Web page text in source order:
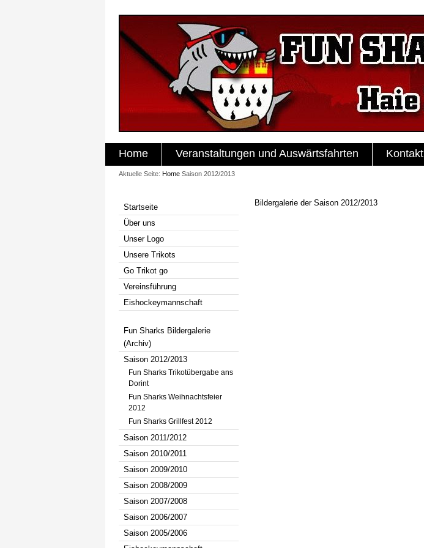
Home Veranstaltungen und Auswärtsfahrten Kontakt
Aktuelle Seite: Home Saison 2012/2013
Startseite
Über uns
Unser Logo
Unsere Trikots
Go Trikot go
Vereinsführung
Eishockeymannschaft
Fun Sharks Bildergalerie
(Archiv)
Saison 2012/2013
Fun Sharks Trikotübergabe ans
Dorint
Fun Sharks Weihnachtsfeier
2012
Fun Sharks Grillfest 2012
Saison 2011/2012
Saison 2010/2011
Saison 2009/2010
Saison 2008/2009
Saison 2007/2008
Saison 2006/2007
Saison 2005/2006
Bildergalerie der Saison 2012/2013